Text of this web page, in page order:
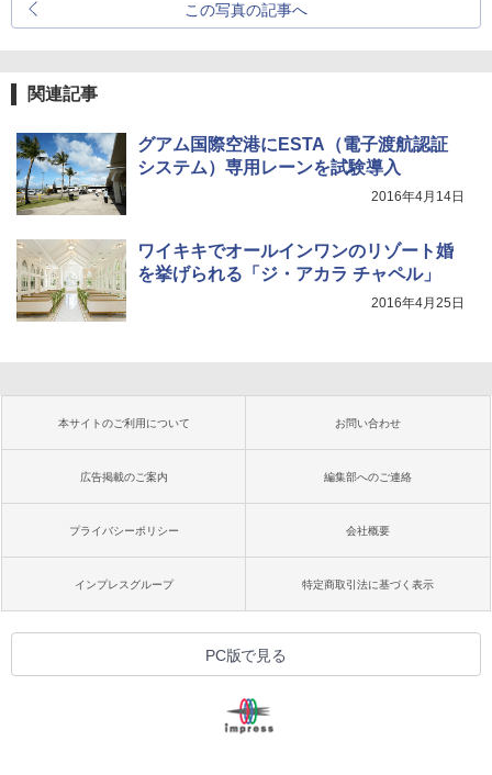
この写真の記事へ
関連記事
グアム国際空港にESTA（電子渡航認証
システム）専用レーンを試験導入
2016年4月14日
ワイキキでオールインワンのリゾート婚
を挙げられる「ジ・アカラ チャペル」
2016年4月25日
本サイトのご利用について お問い合わせ
広告掲載のご案内 編集部へのご連絡
プライバシーポリシー 会社概要
インプレスグループ 特定商取引法に基づく表示
PC版で見る